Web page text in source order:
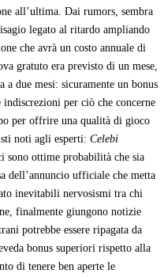
all’ultima. Dai rumors, sembra
legato al ritardo ampliando
che avrà un costo annuale di
gratuto era previsto di un mese,
a due mesi: sicuramente un bonus
per ciò che concerne
per offrire una qualità di gioco
noti agli esperti: Celebi
sono ottime probabilità che sia
dell’annuncio ufficiale che metta
inevitabili nervosismi tra chi
finalmente giungono notizie
potrebbe essere ripagata da
bonus superiori rispetto alla
di tenere ben aperte le